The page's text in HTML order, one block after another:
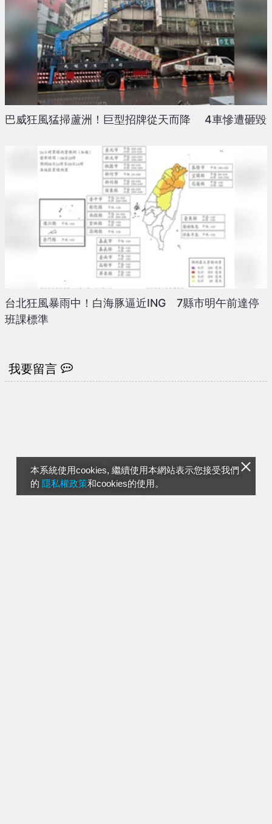
本系統使用cookies, 繼續使用本網站表示您接受我們
的 隱私權政策和cookies的使用。
巴威狂風猛掃蘆洲！巨型招牌從天而降 4車慘遭砸毀
台北狂風暴雨中！白海豚逼近ING 7縣市明午前達停
班課標準
我要留言